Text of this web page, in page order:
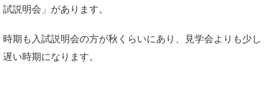
試説明会」があります。
時期も入試説明会の方が秋くらいにあり、見学会よりも少し
遅い時期になります。